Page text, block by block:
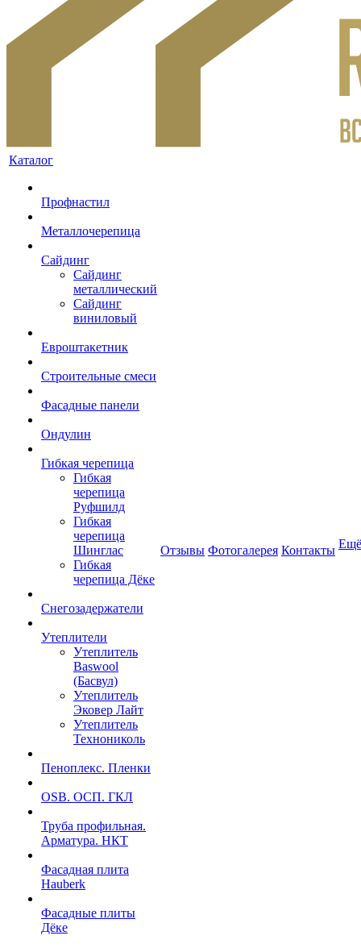
Каталог
Профнастил
Металлочерепица
Сайдинг
Сайдинг
металлический
Сайдинг
виниловый
Евроштакетник
Строительные смеси
Фасадные панели
Ондулин
Гибкая черепица
Гибкая
черепица
Руфшилд
Гибкая
черепица
Шинглас
Гибкая
черепица Дёке
Снегозадержатели
Утеплители
Утеплитель
Baswool
(Басвул)
Утеплитель
Эковер Лайт
Утеплитель
Технониколь
Пеноплекс. Пленки
OSB. ОСП. ГКЛ
Труба профильная.
Арматура. НКТ
Фасадная плита
Hauberk
Фасадные плиты
Дёке
Отзывы Фотогалерея Контакты Ещё